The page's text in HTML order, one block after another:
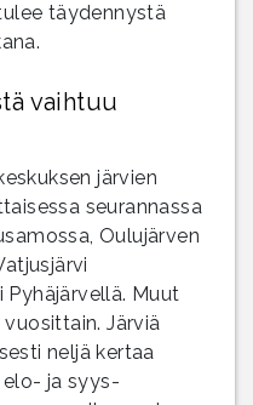
täydennystä
vaihtuu
järvien
seurannassa
Oulujärven
Pyhäjärvellä. Muut
Järviä
neljä kertaa
ja syys-